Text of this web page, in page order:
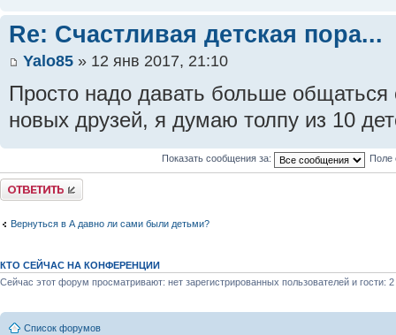
Re: Счастливая детская пора...
Yalo85 » 12 янв 2017, 21:10
Просто надо давать больше общаться
новых друзей, я думаю толпу из 10
Показать сообщения за: Поле
Ответить
Вернуться в А давно ли сами были детьми?
КТО СЕЙЧАС НА КОНФЕРЕНЦИИ
Сейчас этот форум просматривают: нет зарегистрированных пользователей и гости: 2
Список форумов